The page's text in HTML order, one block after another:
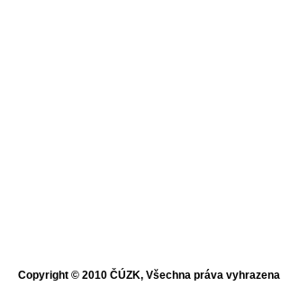
Copyright © 2010 ČÚZK, Všechna práva vyhrazena